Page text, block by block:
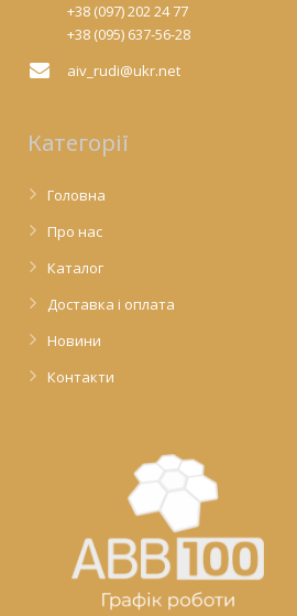
+38 (097) 202 24 77
+38 (095) 637-56-28
aiv_rudi@ukr.net
Категорії
Головна
Про нас
Каталог
Доставка і оплата
Новини
Контакти